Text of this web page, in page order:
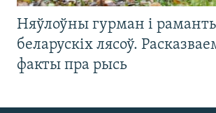
Няўлоўны гурман і
беларускіх лясоў.
факты пра рысь